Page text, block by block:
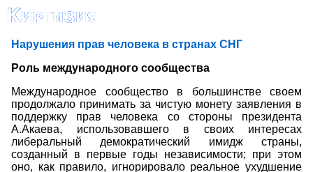
Нарушения прав человека в странах СНГ
Роль международного сообщества
Международное сообщество в большинстве своем
продолжало принимать за чистую монету заявления в
поддержку прав человека со стороны президента
А.Акаева, использовавшего в своих интересах
либеральный демократический имидж страны,
созданный в первые годы независимости; при этом
оно, как правило, игнорировало реальное ухудшение